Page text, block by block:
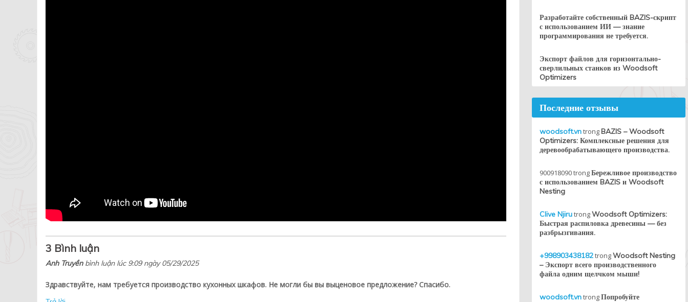
3 Bình luận
Anh Truyền bình luận lúc 9:09 ngày 05/29/2025
Здравствуйте, нам требуется производство кухонных шкафов. Не могли бы вы выценовое предложение? Спасибо.
Разработайте собственный BAZIS-скрипт
с использованием ИИ — знание
программирования не требуется.
Экспорт файлов для горизонтально-
сверлильных станков из Woodsoft
Optimizers
Последние отзывы
woodsoft.vntrongBAZIS – Woodsoft
Optimizers: Комплексные решения для
деревообрабатывающего производства.
900918090trongБережливое производство
с использованием BAZIS и Woodsoft
Nesting
Clive NjirutrongWoodsoft Optimizers:
Быстрая распиловка древесины — без
разбрызгивания.
+998903438182trongWoodsoft Nesting
– Экспорт всего производственного
файла одним щелчком мыши!
woodsoft.vntrongПопробуйте